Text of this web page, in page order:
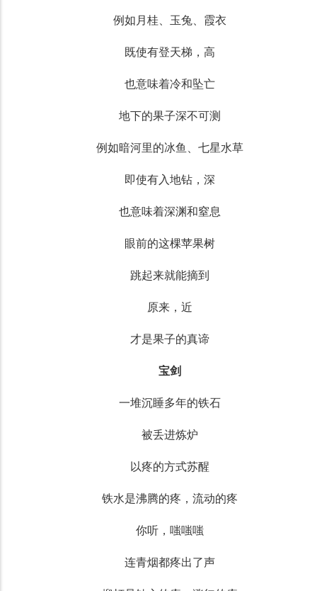
例如月桂、玉兔、霞衣
既使有登天梯，高
也意味着冷和坠亡
地下的果子深不可测
例如暗河里的冰鱼、七星水草
即使有入地钻，深
也意味着深渊和窒息
眼前的这棵苹果树
跳起来就能摘到
原来，近
才是果子的真谛
宝剑
一堆沉睡多年的铁石
被丢进炼炉
以疼的方式苏醒
铁水是沸腾的疼，流动的疼
你听，嗤嗤嗤
连青烟都疼出了声